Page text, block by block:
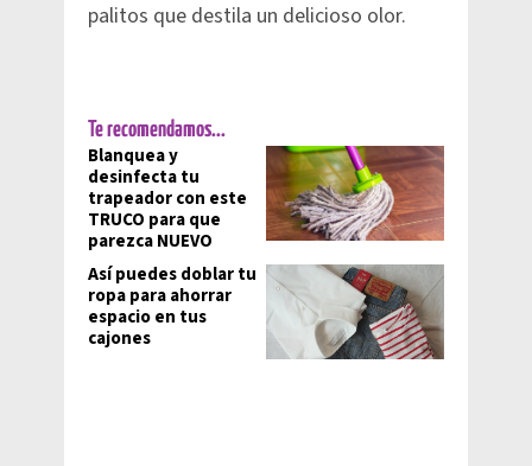
palitos que destila un delicioso olor.
Te recomendamos...
Blanquea y
desinfecta tu
trapeador con este
TRUCO para que
parezca NUEVO
Así puedes doblar tu
ropa para ahorrar
espacio en tus
cajones